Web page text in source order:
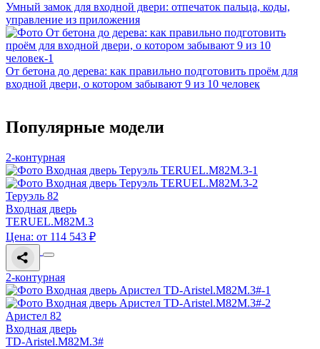
Умный замок для входной двери: отпечаток пальца, коды,
управление из приложения
От бетона до дерева: как правильно подготовить проём для
входной двери, о котором забывают 9 из 10 человек
Популярные модели
2-контурная
Теруэль 82
Входная дверь
TERUEL.M82M.3
Цена: от 114 543 ₽
2-контурная
Аристел 82
Входная дверь
TD-Aristel.M82M.3#